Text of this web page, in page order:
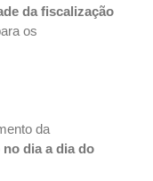
da fiscalização
os
da
dia a dia do